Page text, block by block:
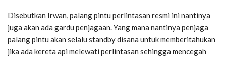
Disebutkan Irwan, palang pintu perlintasan resmi ini nantinya
juga akan ada gardu penjagaan. Yang mana nantinya penjaga
palang pintu akan selalu standby disana untuk memberitahukan
jika ada kereta api melewati perlintasan sehingga mencegah